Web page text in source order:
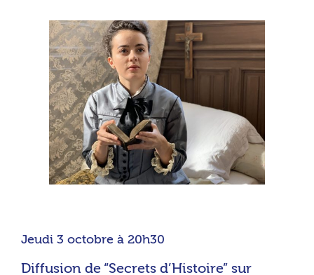
Jeudi 3 octobre à 20h30
Diffusion de “Secrets d’Histoire” sur